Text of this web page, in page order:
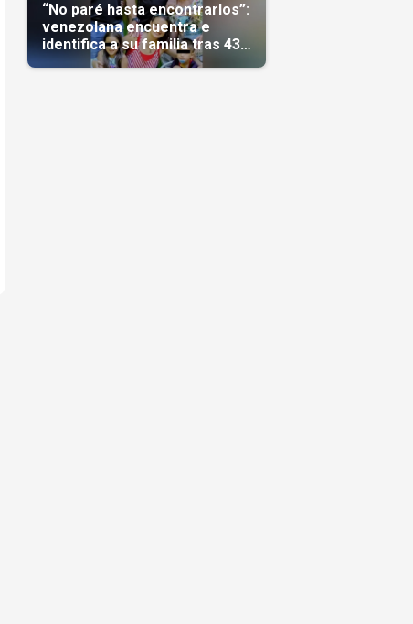
“No paré hasta encontrarlos”:
venezolana encuentra e
identifica a su familia tras 43
días del terremoto